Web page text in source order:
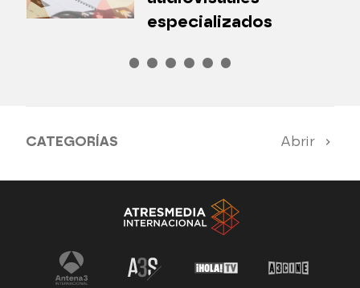
especializados
CATEGORÍAS Abrir
Antena 3 Noticias El Hormiguero
Tu cara me suena Pasapalabra